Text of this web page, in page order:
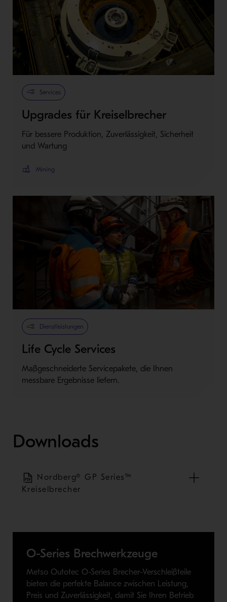
Services
Upgrades für Kreiselbrecher
Für bessere Produktion, Zuverlässigkeit, Sicherheit
und Wartung
Mining
Dienstleistungen
Life Cycle Services
Maßgeschneiderte Servicepakete, die Ihnen
messbare Ergebnisse liefern.
Downloads
Nordberg® GP Series™
Kreiselbrecher
O-Series Brechwerkzeuge
Metso Outotec O-Series Brecher-Verschleißteile
bieten die perfekte Balance zwischen Leistung,
Preis und Zuverlässigkeit, damit Sie Ihren Betrieb